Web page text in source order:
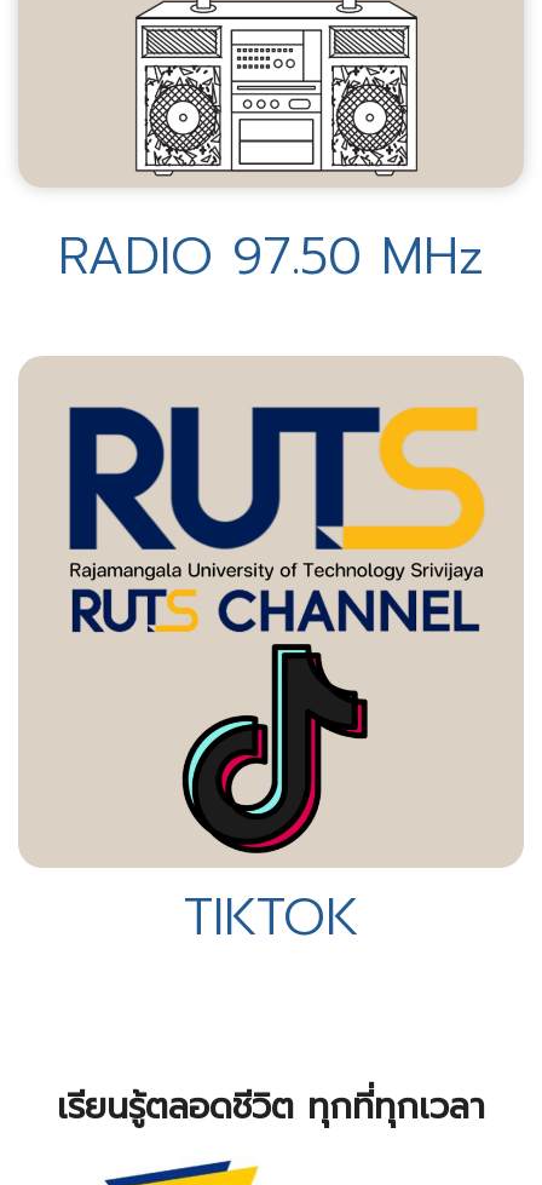
RADIO 97.50 MHz
TIKTOK
เรียนรู้ตลอดชีวิต ทุกที่ทุกเวลา